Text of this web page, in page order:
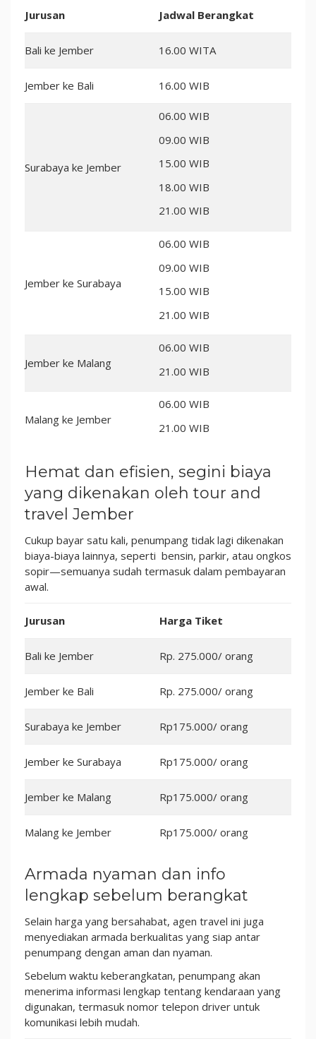
Jurusan Jadwal Berangkat
Bali ke Jember 16.00 WITA
Jember ke Bali 16.00 WIB
Surabaya ke Jember
06.00 WIB
09.00 WIB
15.00 WIB
18.00 WIB
21.00 WIB
Jember ke Surabaya
06.00 WIB
09.00 WIB
15.00 WIB
21.00 WIB
Jember ke Malang
06.00 WIB
21.00 WIB
Malang ke Jember
06.00 WIB
21.00 WIB
Hemat dan efisien, segini biaya
yang dikenakan oleh tour and
travel Jember
Cukup bayar satu kali, penumpang tidak lagi dikenakan
biaya-biaya lainnya, seperti bensin, parkir, atau ongkos
sopir—semuanya sudah termasuk dalam pembayaran
awal.
Jurusan Harga Tiket
Bali ke Jember Rp. 275.000/ orang
Jember ke Bali Rp. 275.000/ orang
Surabaya ke Jember Rp175.000/ orang
Jember ke Surabaya Rp175.000/ orang
Jember ke Malang Rp175.000/ orang
Malang ke Jember Rp175.000/ orang
Armada nyaman dan info
lengkap sebelum berangkat
Selain harga yang bersahabat, agen travel ini juga
menyediakan armada berkualitas yang siap antar
penumpang dengan aman dan nyaman.
Sebelum waktu keberangkatan, penumpang akan
menerima informasi lengkap tentang kendaraan yang
digunakan, termasuk nomor telepon driver untuk
komunikasi lebih mudah.